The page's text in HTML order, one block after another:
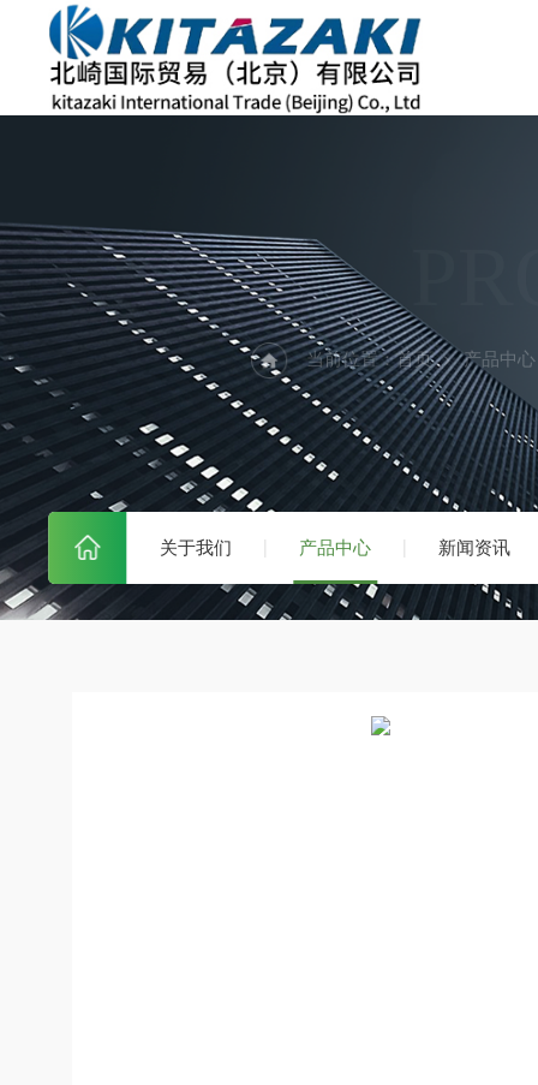
关于我们 产品中心 新闻资讯
当前位置：首页 产品中心